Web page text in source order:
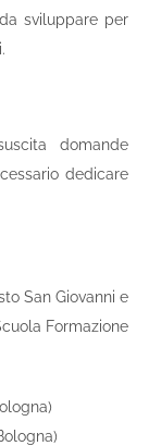
sviluppare per
domande
dedicare
San Giovanni e
Formazione